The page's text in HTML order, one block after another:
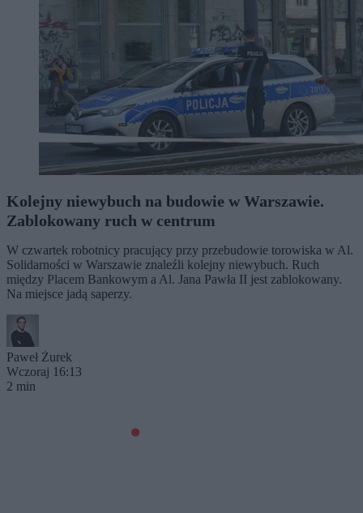
Kolejny niewybuch na budowie w Warszawie.
Zablokowany ruch w centrum
W czwartek robotnicy pracujący przy przebudowie torowiska w Al.
Solidarności w Warszawie znaleźli kolejny niewybuch. Ruch
między Placem Bankowym a Al. Jana Pawła II jest zablokowany.
Na miejsce jadą saperzy.
Paweł Żurek
Wczoraj 16:13
2 min